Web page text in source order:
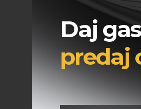
Daj
predaj